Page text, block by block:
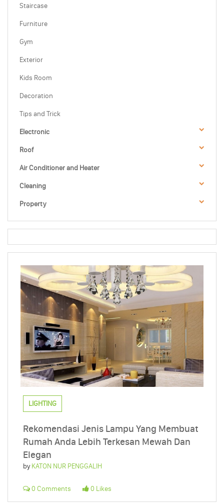
Staircase
Furniture
Gym
Exterior
Kids Room
Decoration
Tips and Trick
Electronic
Roof
Air Conditioner and Heater
Cleaning
Property
LIGHTING
Rekomendasi Jenis Lampu Yang Membuat
Rumah Anda Lebih Terkesan Mewah Dan
Elegan
byKATON NUR PENGGALIH
0 Comments 0 Likes